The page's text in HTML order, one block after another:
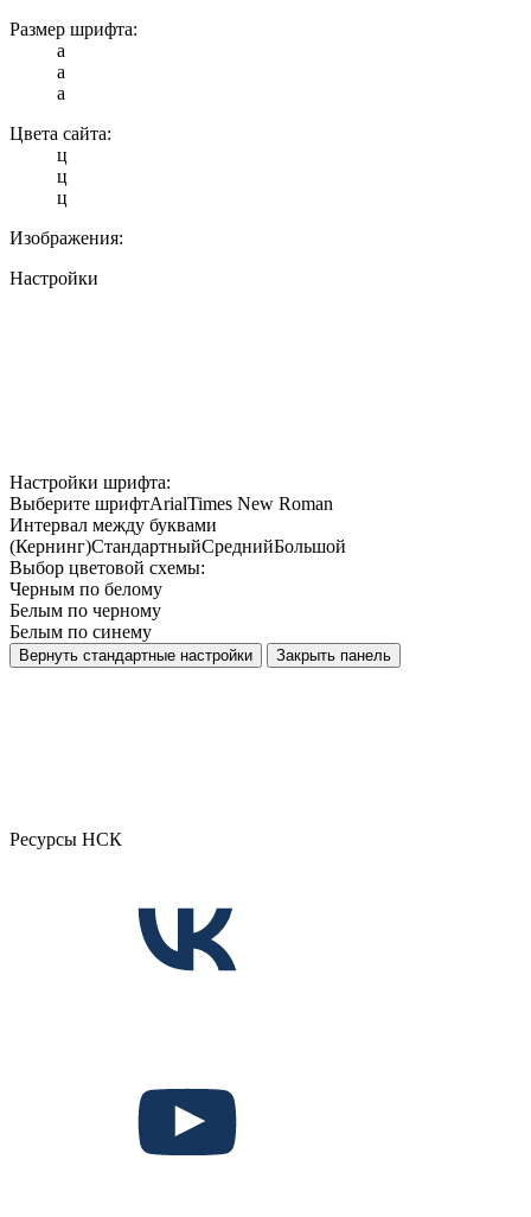
Размер шрифта:
a
a
a
Цвета сайта:
ц
ц
ц
Изображения:
Настройки
Настройки шрифта:
Выберите шрифтArialTimes New Roman
Интервал между буквами
(Кернинг)СтандартныйСреднийБольшой
Выбор цветовой схемы:
Черным по белому
Белым по черному
Белым по синему
Вернуть стандартные настройки Закрыть панель
Ресурсы НСК